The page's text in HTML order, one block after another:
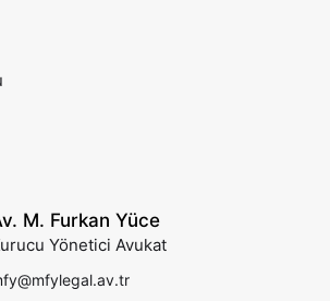
M. Furkan Yüce
Yönetici Avukat